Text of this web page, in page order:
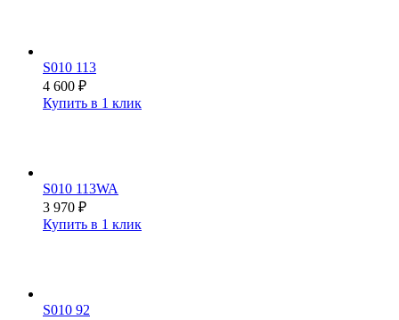
S010 113
4 600 ₽
Купить в 1 клик
S010 113WA
3 970 ₽
Купить в 1 клик
S010 92